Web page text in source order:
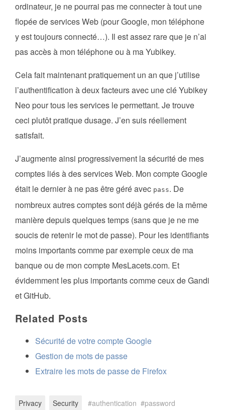
ordinateur, je ne pourrai pas me connecter à tout une
flopée de services Web (pour Google, mon téléphone
y est toujours connecté…). Il est assez rare que je n’ai
pas accès à mon téléphone ou à ma Yubikey.
Cela fait maintenant pratiquement un an que j’utilise
l’authentification à deux facteurs avec une clé Yubikey
Neo pour tous les services le permettant. Je trouve
ceci plutôt pratique dusage. J’en suis réellement
satisfait.
J’augmente ainsi progressivement la sécurité de mes
comptes liés à des services Web. Mon compte Google
était le dernier à ne pas être géré avec pass. De
nombreux autres comptes sont déjà gérés de la même
manière depuis quelques temps (sans que je ne me
soucis de retenir le mot de passe). Pour les identifiants
moins importants comme par exemple ceux de ma
banque ou de mon compte MesLacets.com. Et
évidemment les plus importants comme ceux de Gandi
et GitHub.
Related Posts
Sécurité de votre compte Google
Gestion de mots de passe
Extraire les mots de passe de Firefox
Privacy Security authentication password